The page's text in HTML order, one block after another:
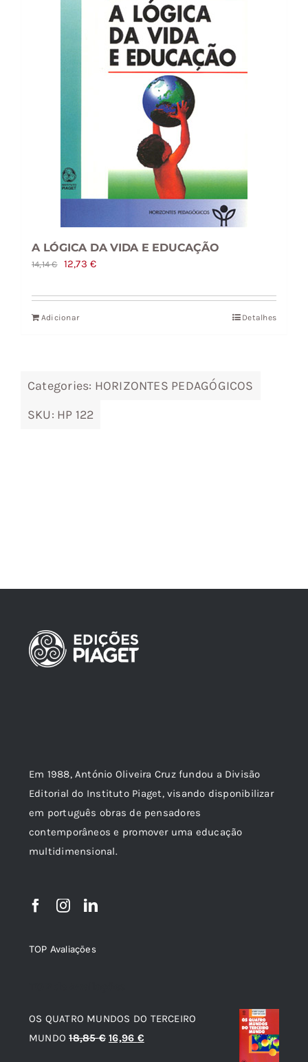
A LÓGICA DA VIDA E EDUCAÇÃO
14,14€
O
original
era:
12,73€O
atual
Adicionar Detalhes
Categories: HORIZONTES PEDAGÓGICOS
SKU: HP 122
Em 1988, António Oliveira Cruz fundou a Divisão
Editorial do Instituto Piaget, visando disponibilizar
em português obras de pensadores
contemporâneos e promover uma educação
multidimensional.
TOP Avaliações
OS QUATRO MUNDOS DO TERCEIRO
MUNDO 18,85€ O
16,96 €O